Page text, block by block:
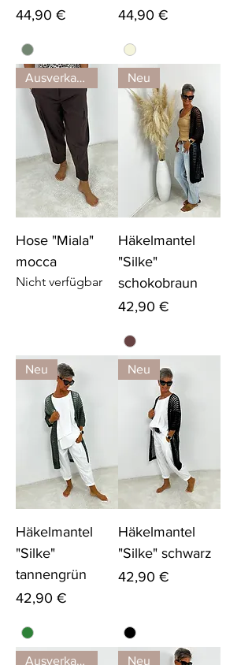
Preis
44,90 €
Preis
44,90 €
Ausverkauft
Hose "Miala"
mocca
Nicht verfügbar
Neu
Häkelmantel
"Silke"
schokobraun
Preis
42,90 €
Neu
Häkelmantel
"Silke"
tannengrün
Preis
42,90 €
Neu
Häkelmantel
"Silke" schwarz
Preis
42,90 €
Ausverkauft Neu